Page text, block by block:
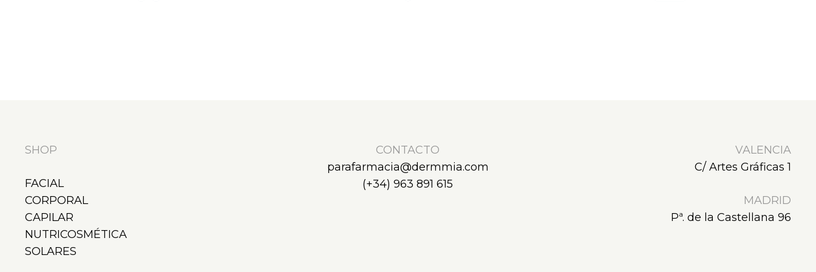
SHOP
FACIAL
CORPORAL
CAPILAR
NUTRICOSMÉTICA
SOLARES
CONTACTO
parafarmacia@dermmia.com
(+34) 963 891 615
VALENCIA
C/ Artes Gráficas 1
MADRID
Pª. de la Castellana 96